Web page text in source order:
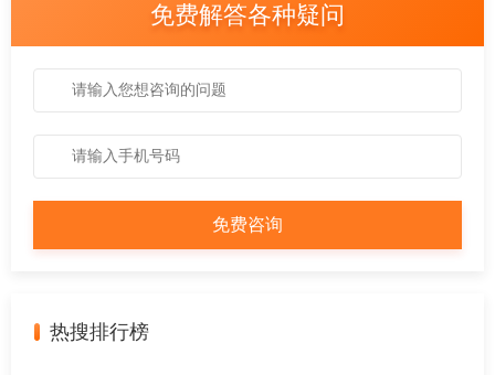
免费解答各种疑问
热搜排行榜